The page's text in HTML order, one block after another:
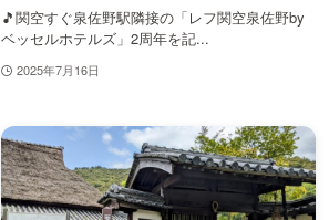
🎵関空すぐ泉佐野駅隣接の「レフ関空泉佐野by
ベッセルホテルズ」2周年を記...
2025年7月16日